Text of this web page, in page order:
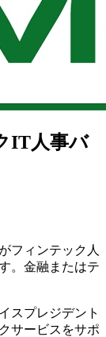
IT人事バ
フィンテック人
。金融またはテ
スプレジデント
サービスをサポ